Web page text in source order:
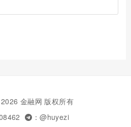
金融网 版权所有
：@huyezi